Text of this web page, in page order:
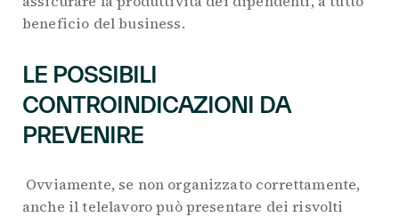
beneficio del business.
LE POSSIBILI
CONTROINDICAZIONI DA
PREVENIRE
Ovviamente, se non organizzato correttamente,
anche il telelavoro può presentare dei risvolti